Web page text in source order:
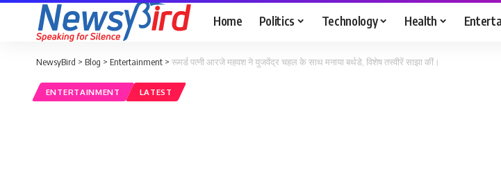
Home Politics Technology Health
NewsyBird > Blog > Entertainment > रूमर्ड पत्नी आरजे महवश ने युजवेंद्र चहल के साथ मनाया बर्थडे, विशेष तस्वीरें साझा कीं।
ENTERTAINMENT LATEST